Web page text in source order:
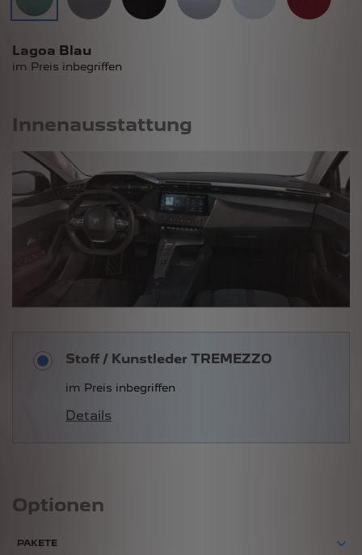
Lagoa Blau
im Preis inbegriffen
Innenausstattung
Stoff / Kunstleder TREMEZZO
im Preis inbegriffen
Details
Optionen
PAKETE